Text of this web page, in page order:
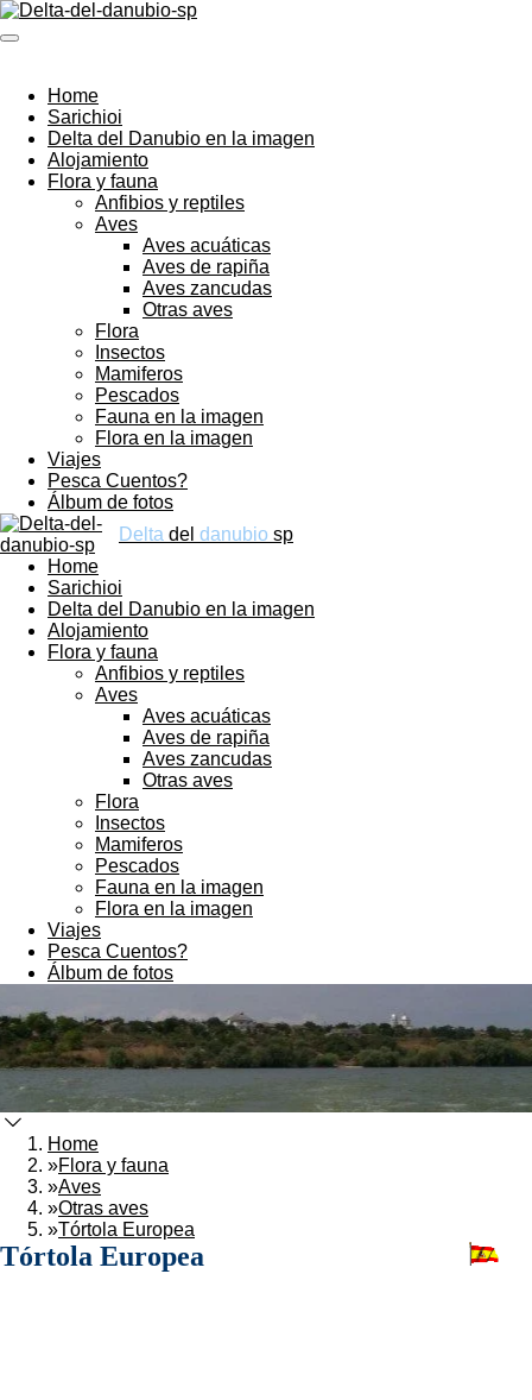
Ga
direct
hoofdinhoud
Home
Sarichioi
Delta del Danubio en la imagen
Alojamiento
Flora y fauna
Anfibios y reptiles
Aves
Aves acuáticas
Aves de rapiña
Aves zancudas
Otras aves
Flora
Insectos
Mamiferos
Pescados
Fauna en la imagen
Flora en la imagen
Viajes
Pesca Cuentos?
Álbum de fotos
Delta del danubio sp
Home
Sarichioi
Delta del Danubio en la imagen
Alojamiento
Flora y fauna
Anfibios y reptiles
Aves
Aves acuáticas
Aves de rapiña
Aves zancudas
Otras aves
Flora
Insectos
Mamiferos
Pescados
Fauna en la imagen
Flora en la imagen
Viajes
Pesca Cuentos?
Álbum de fotos
Home
»Flora y fauna
»Aves
»Otras aves
»Tórtola Europea
Tórtola Europea